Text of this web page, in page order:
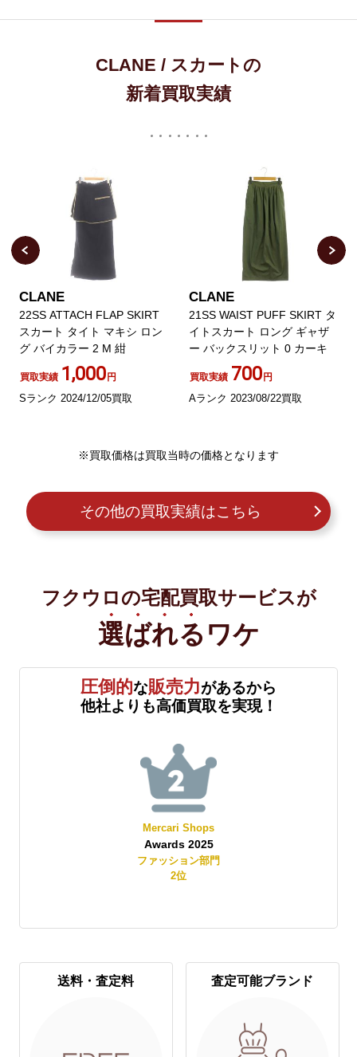
CLANE / スカートの
新着買取実績
CLANE
22SS ATTACH FLAP SKIRT
スカート タイト マキシ ロン
グ バイカラー 2 M 紺
買取実績 1,000円
Sランク 2024/12/05買取
CLANE
21SS WAIST PUFF SKIRT タ
イトスカート ロング ギャザ
ー バックスリット 0 カーキ
買取実績 700円
Aランク 2023/08/22買取
※買取価格は買取当時の価格となります
その他の買取実績はこちら
フクウロの宅配買取サービスが
選ばれる ワケ
圧倒的な販売力があるから
他社よりも高価買取を実現！
Mercari Shops
Awards 2025
ファッション部門
2位
送料・査定料 査定可能ブランド